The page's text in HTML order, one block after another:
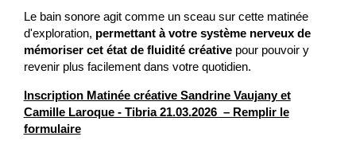
Le bain sonore agit comme un sceau sur cette matinée
d'exploration, permettant à votre système nerveux de
mémoriser cet état de fluidité créativepour pouvoir y
revenir plus facilement dans votre quotidien.
Inscription Matinée créative Sandrine Vaujany et
Camille Laroque - Tibria 21.03.2026 – Remplir le
formulaire